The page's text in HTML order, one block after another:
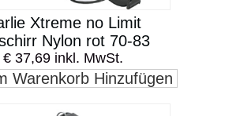
Xtreme no Limit
Nylon rot 70-83
€ 37,69 inkl. MwSt.
Warenkorb Hinzufügen